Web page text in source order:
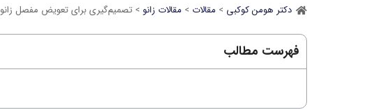
دکتر هومن کوکبی > مقالات > مقالات زانو > تصمیم‌گیری برای تعویض مفصل زانو
فهرست مطالب